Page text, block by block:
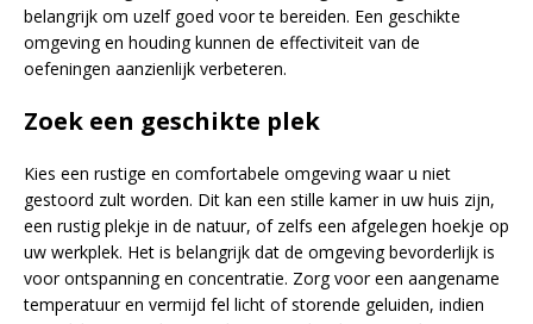
belangrijk om uzelf goed voor te bereiden. Een geschikte
omgeving en houding kunnen de effectiviteit van de
oefeningen aanzienlijk verbeteren.
Zoek een geschikte plek
Kies een rustige en comfortabele omgeving waar u niet
gestoord zult worden. Dit kan een stille kamer in uw huis zijn,
een rustig plekje in de natuur, of zelfs een afgelegen hoekje op
uw werkplek. Het is belangrijk dat de omgeving bevorderlijk is
voor ontspanning en concentratie. Zorg voor een aangename
temperatuur en vermijd fel licht of storende geluiden, indien